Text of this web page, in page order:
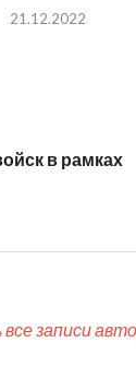
21.12.2022
в рамках
записи